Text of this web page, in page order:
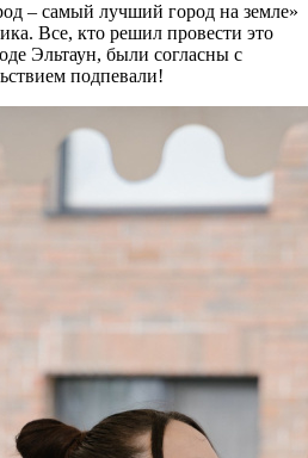
– самый лучший город на земле»
Все, кто решил провести это
Эльтаун, были согласны с
подпевали!